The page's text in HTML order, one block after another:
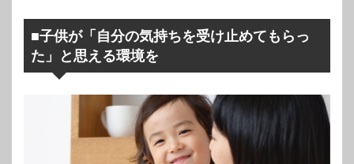
■子供が「自分の気持ちを受け止めてもらっ
た」と思える環境を